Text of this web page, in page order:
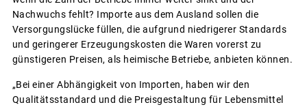
Nachwuchs fehlt? Importe aus dem Ausland sollen die
Versorgungslücke füllen, die aufgrund niedrigerer Standards
und geringerer Erzeugungskosten die Waren vorerst zu
günstigeren Preisen, als heimische Betriebe, anbieten können.
„Bei einer Abhängigkeit von Importen, haben wir den
Qualitätsstandard und die Preisgestaltung für Lebensmittel